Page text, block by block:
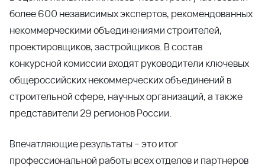
более 600 независимых экспертов, рекомендованных
некоммерческими объединениями строителей,
проектировщиков, застройщиков. В состав
конкурсной комиссии входят руководители ключевых
общероссийских некоммерческих объединений в
строительной сфере, научных организаций, а также
представители 29 регионов России.
Впечатляющие результаты – это итог
профессиональной работы всех отделов и партнеров